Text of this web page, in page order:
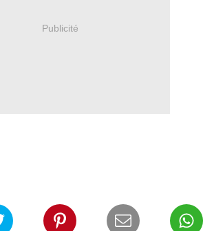
Publicité